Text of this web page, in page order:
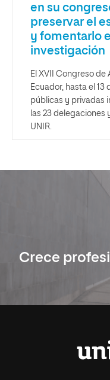
en su
preservar el
y fomentarlo
investigación
El XVII Congreso de
Ecuador, hasta el
públicas y privadas
las 23 delegaciones
UNIR.
Crece